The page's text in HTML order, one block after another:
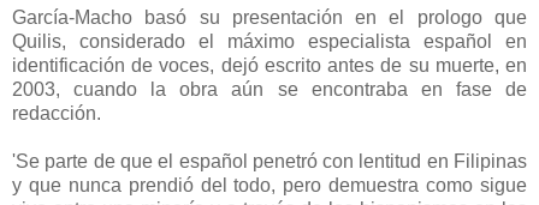
García-Macho basó su presentación en el prologo que
Quilis, considerado el máximo especialista español en
identificación de voces, dejó escrito antes de su muerte, en
2003, cuando la obra aún se encontraba en fase de
redacción.
'Se parte de que el español penetró con lentitud en Filipinas
y que nunca prendió del todo, pero demuestra como sigue